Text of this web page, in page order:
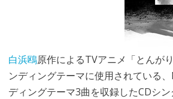
白浜鴎原作によるTVアニメ「とんが
ンディングテーマに使用されている
ディングテーマ3曲を収録したCDシ